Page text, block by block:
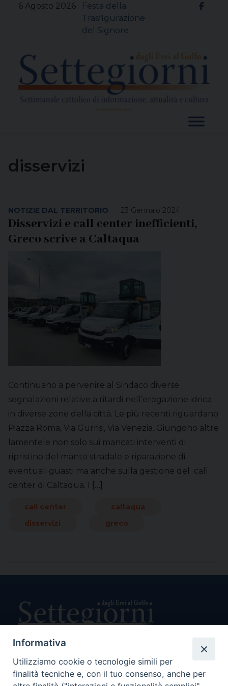
6 Agosto 2026
Festa della
Trasfigurazione
del Signore
disservizi
23 Gennaio 2024
NOTIZIE DAL TERRITORIO
Disservizi e call center inefficienti,
Greco scrive a Caltaqua
Continuano a pervenire al Sindaco diverse
segnalazioni relative a ritardi nell’erogazione idrica
in diverse zone della città. Le più recenti riguardano
Piazza Roma, Via Gurrisi, Via Venezia. Giungono altre
lamentele non solo sui mancati interventi di
ripristino del manto stradale e riparazione di
eventuali guasti ma anche sulla gestione del call
center di Caltaqua. I […]
call center
caltaqua
disservizi
greco
Direttore Responsabile Giuseppe Rabita
Direttore Amministrativo Salvatore Bruno
Editore e Proprietà Opera di Religione della Diocesi di Piazza
Informativa
Utilizziamo cookie o tecnologie simili per
finalità tecniche e, con il tuo consenso, anche per